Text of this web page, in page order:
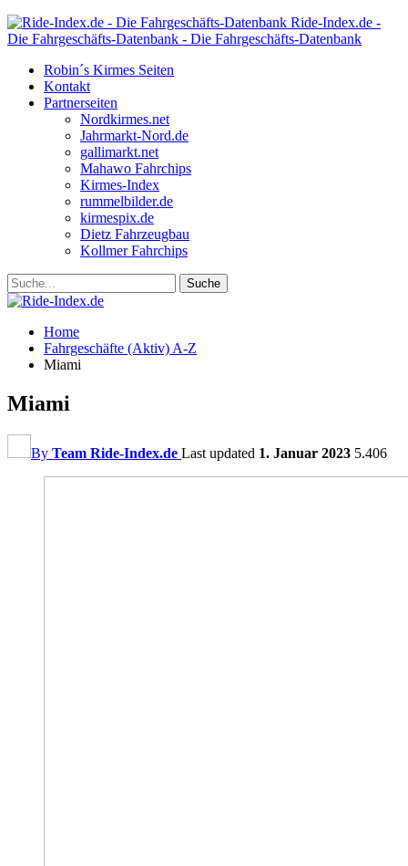
Ride-Index.de -
Die Fahrgeschäfts-Datenbank - Die Fahrgeschäfts-Datenbank
Robin´s Kirmes Seiten
Kontakt
Partnerseiten
Nordkirmes.net
Jahrmarkt-Nord.de
gallimarkt.net
Mahawo Fahrchips
Kirmes-Index
rummelbilder.de
kirmespix.de
Dietz Fahrzeugbau
Kollmer Fahrchips
Home
Fahrgeschäfte (Aktiv) A-Z
Miami
Miami
By Team Ride-Index.de Last updated 1. Januar 2023 5.406